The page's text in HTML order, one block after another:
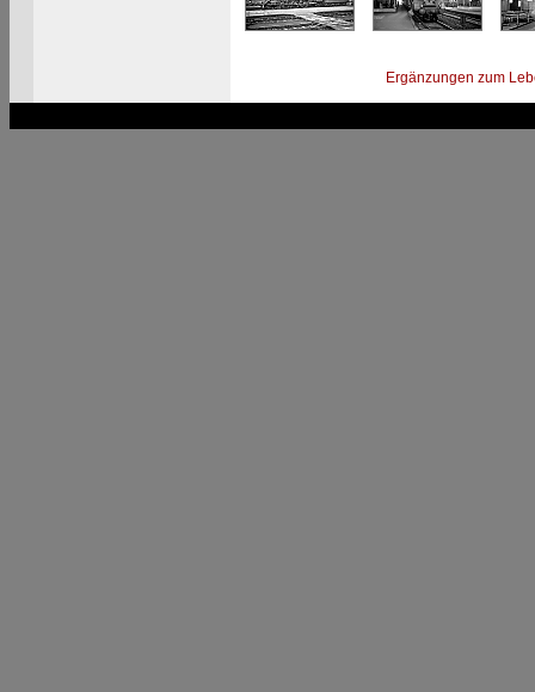
Ergänzungen zum